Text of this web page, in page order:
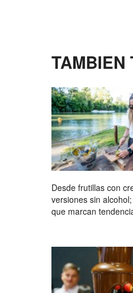
TAMBIEN
Desde frutillas con
versiones sin
que marcan